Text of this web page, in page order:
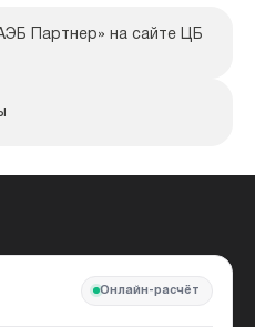
Партнер» на сайте ЦБ
Онлайн-расчёт